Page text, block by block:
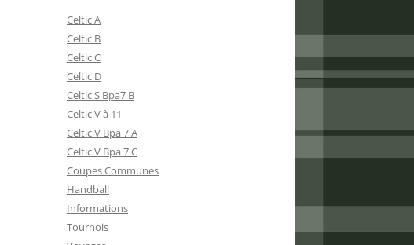
Celtic A
Celtic B
Celtic C
Celtic D
Celtic S Bpa7 B
Celtic V à 11
Celtic V Bpa 7 A
Celtic V Bpa 7 C
Coupes Communes
Handball
Informations
Tournois